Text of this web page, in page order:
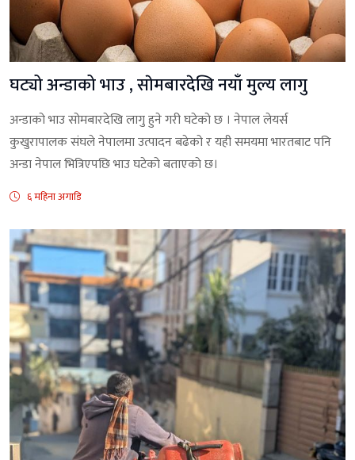
घट्यो अन्डाको भाउ , साेमबारदेखि नयाँ मुल्य लागु
अन्डाको भाउ सोमबारदेखि लागु हुने गरी घटेको छ । नेपाल लेयर्स
कुखुरापालक संघले नेपालमा उत्पादन बढेको र यही समयमा भारतबाट पनि
अन्डा नेपाल भित्रिएपछि भाउ घटेको बताएकाे छ।
६ महिना अगाडि